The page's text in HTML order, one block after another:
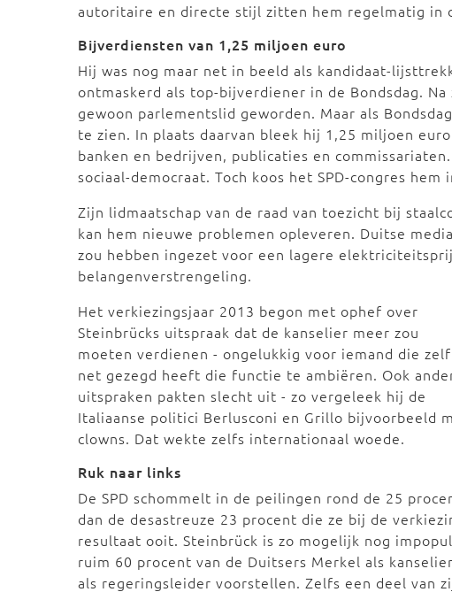
autoritaire en directe stijl zitten hem regelmatig in
Bijverdiensten van 1,25 miljoen euro
Hij was nog maar net in beeld als kandidaat-
ontmaskerd als top-bijverdiener in de Bondsdag.
gewoon parlementslid geworden. Maar als
te zien. In plaats daarvan bleek hij 1,25 miljoen
banken en bedrijven, publicaties en
sociaal-democraat. Toch koos het SPD-congres
Zijn lidmaatschap van de raad van toezicht bij
kan hem nieuwe problemen opleveren. Duitse
zou hebben ingezet voor een lagere
belangenverstrengeling.
Het verkiezingsjaar 2013 begon met ophef over
Steinbrücks uitspraak dat de kanselier meer zou
moeten verdienen - ongelukkig voor iemand die zelf
net gezegd heeft die functie te ambiëren. Ook
uitspraken pakten slecht uit - zo vergeleek hij de
Italiaanse politici Berlusconi en Grillo bijvoorbeeld
clowns. Dat wekte zelfs internationaal woede.
Ruk naar links
De SPD schommelt in de peilingen rond de 25
dan de desastreuze 23 procent die ze bij de
resultaat ooit. Steinbrück is zo mogelijk nog
ruim 60 procent van de Duitsers Merkel als
als regeringsleider voorstellen. Zelfs een deel van